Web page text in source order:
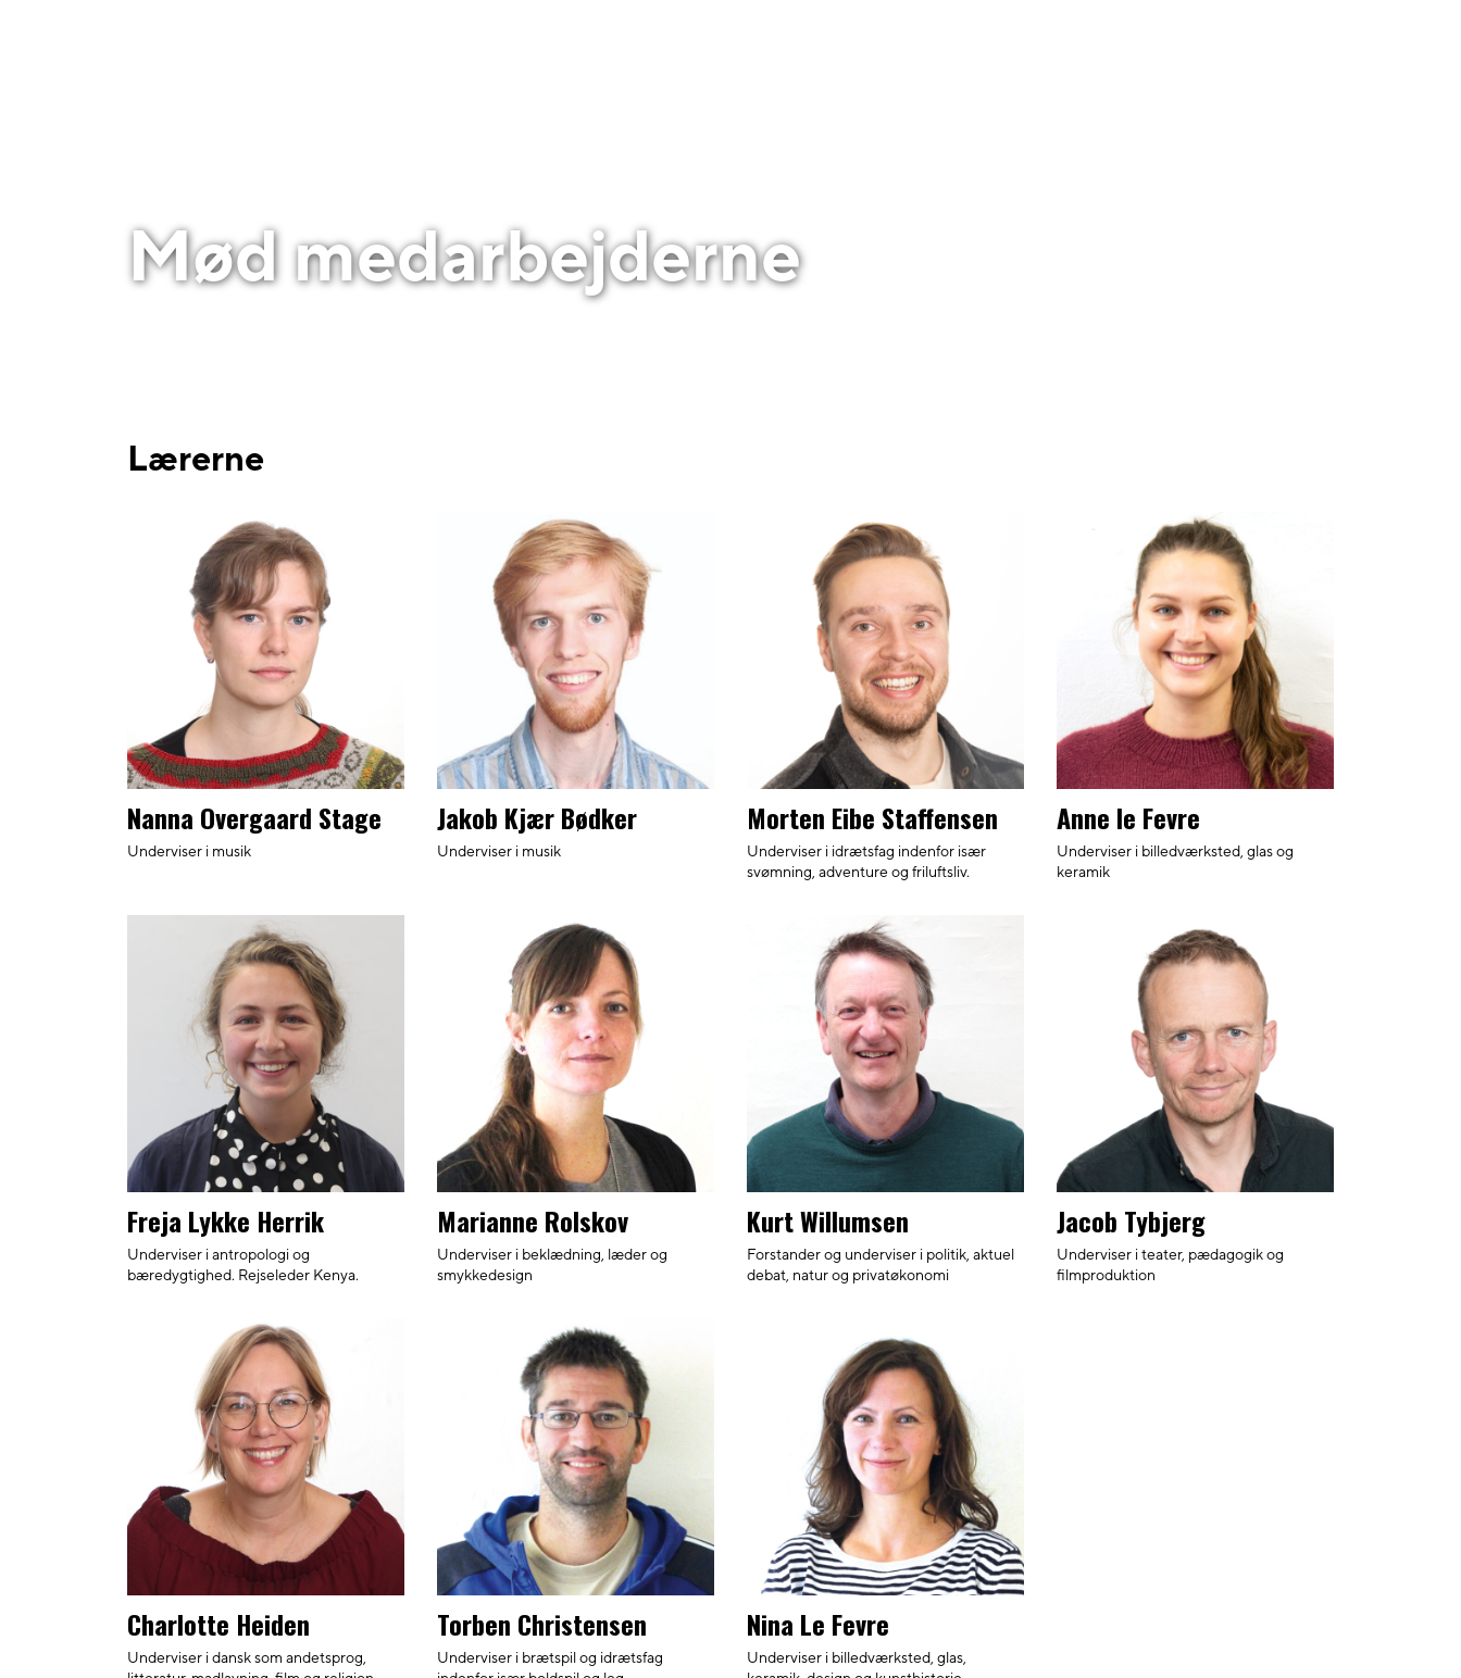
Mød medarbejderne
Lærerne
Nanna Overgaard Stage
Underviser i musik
Jakob Kjær Bødker
Underviser i musik
Morten Eibe Staffensen
Underviser i idrætsfag indenfor især
svømning, adventure og friluftsliv.
Anne le Fevre
Underviser i billedværksted, glas og
keramik
Freja Lykke Herrik
Underviser i antropologi og
bæredygtighed. Rejseleder Kenya.
Marianne Rolskov
Underviser i beklædning, læder og
smykkedesign
Kurt Willumsen
Forstander og underviser i politik, aktuel
debat, natur og privatøkonomi
Jacob Tybjerg
Underviser i teater, pædagogik og
filmproduktion
Charlotte Heiden
Underviser i dansk som andetsprog,
Torben Christensen
Underviser i brætspil og idrætsfag
Nina Le Fevre
Underviser i billedværksted, glas,